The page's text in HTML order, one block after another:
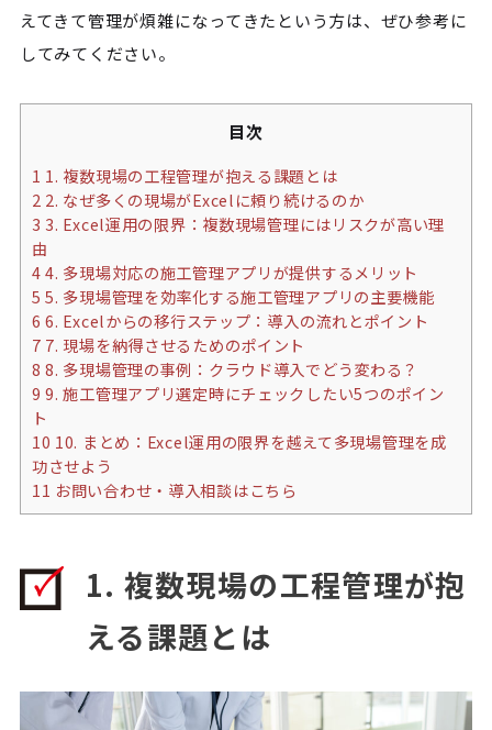
えてきて管理が煩雑になってきたという方は、ぜひ参考に
してみてください。
目次
1 1. 複数現場の工程管理が抱える課題とは
2 2. なぜ多くの現場がExcelに頼り続けるのか
3 3. Excel運用の限界：複数現場管理にはリスクが高い理
由
44. 多現場対応の施工管理アプリが提供するメリット
5 5. 多現場管理を効率化する施工管理アプリの主要機能
6 6. Excelからの移行ステップ：導入の流れとポイント
7 7. 現場を納得させるためのポイント
8 8. 多現場管理の事例：クラウド導入でどう変わる？
9 9. 施工管理アプリ選定時にチェックしたい5つのポイン
ト
10 10. まとめ：Excel運用の限界を越えて多現場管理を成
功させよう
11 お問い合わせ・導入相談はこちら
1. 複数現場の工程管理が抱
える課題とは